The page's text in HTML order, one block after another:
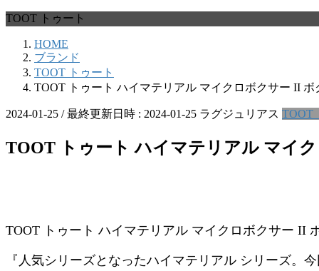
TOOT トゥート
HOME
ブランド
TOOT トゥート
TOOT トゥート ハイマテリアル マイクロボクサー II ボ
2024-01-25 / 最終更新日時 : 2024-01-25 ラグジュリアス TOOT
TOOT トゥート ハイマテリアル マイ
TOOT トゥート ハイマテリアル マイクロボクサー II
『人気シリーズとなったハイマテリアル シリーズ。